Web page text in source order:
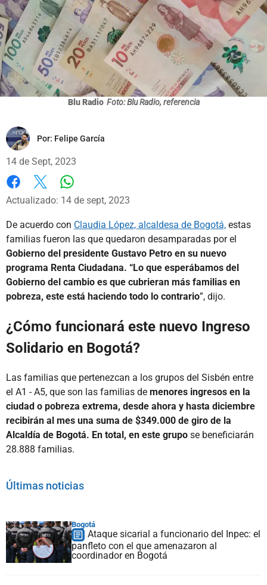
Blu Radio Foto: Blu Radio, referencia
Por: Felipe García
14 de Sept, 2023
Facebook
X
Actualizado: 14 de sept, 2023
De acuerdo con Claudia López, alcaldesa de Bogotá, estas
familias fueron las que quedaron desamparadas por el
Gobierno del presidente Gustavo Petro en su nuevo
programa Renta Ciudadana. “Lo que esperábamos del
Gobierno del cambio es que cubrieran más familias en
pobreza, este está haciendo todo lo contrario”, dijo.
¿Cómo funcionará este nuevo Ingreso
Solidario en Bogotá?
Las familias que pertenezcan a los grupos del Sisbén entre
el A1 - A5, que son las familias de menores ingresos en la
ciudad o pobreza extrema, desde ahora y hasta diciembre
recibirán al mes una suma de $349.000 de giro de la
Alcaldía de Bogotá. En total, en este grupo se beneficiarán
28.888 familias.
Últimas noticias
Bogotá
Ataque sicarial a funcionario del Inpec: el
panfleto con el que amenazaron al
coordinador en Bogotá